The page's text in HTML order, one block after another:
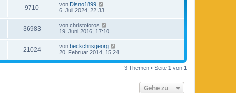
9710 von Disno1899
6. Juli 2024, 22:33
36983 von christoforos
19. Juni 2016, 17:10
21024 von beckchrisgeorg
20. Februar 2014, 15:24
3 Themen • Seite 1 von 1
Gehe zu